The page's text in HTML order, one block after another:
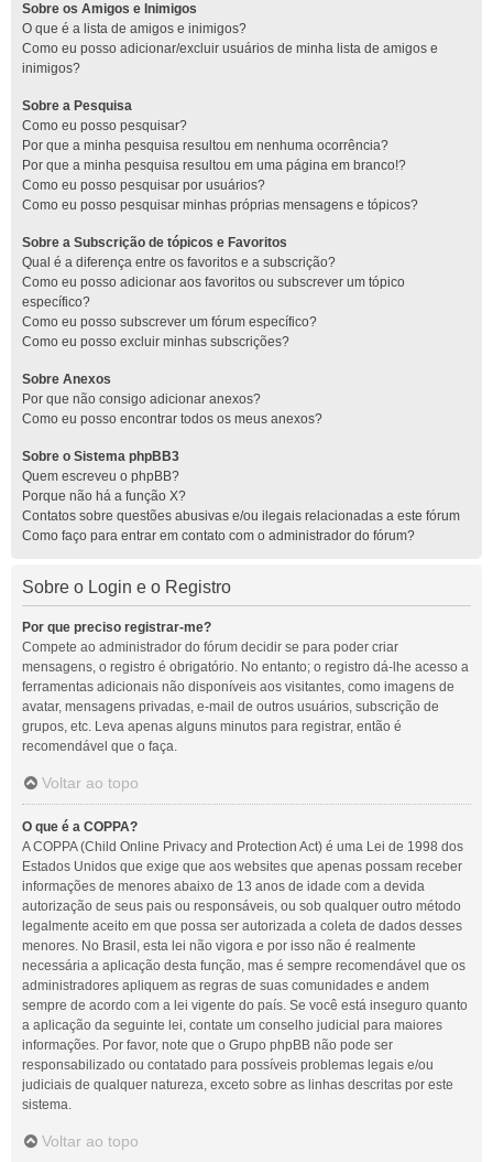
Sobre os Amigos e Inimigos
O que é a lista de amigos e inimigos?
Como eu posso adicionar/excluir usuários de minha lista de amigos e
inimigos?
Sobre a Pesquisa
Como eu posso pesquisar?
Por que a minha pesquisa resultou em nenhuma ocorrência?
Por que a minha pesquisa resultou em uma página em branco!?
Como eu posso pesquisar por usuários?
Como eu posso pesquisar minhas próprias mensagens e tópicos?
Sobre a Subscrição de tópicos e Favoritos
Qual é a diferença entre os favoritos e a subscrição?
Como eu posso adicionar aos favoritos ou subscrever um tópico
específico?
Como eu posso subscrever um fórum específico?
Como eu posso excluir minhas subscrições?
Sobre Anexos
Por que não consigo adicionar anexos?
Como eu posso encontrar todos os meus anexos?
Sobre o Sistema phpBB3
Quem escreveu o phpBB?
Porque não há a função X?
Contatos sobre questões abusivas e/ou ilegais relacionadas a este fórum
Como faço para entrar em contato com o administrador do fórum?
Sobre o Login e o Registro
Por que preciso registrar-me?
Compete ao administrador do fórum decidir se para poder criar
mensagens, o registro é obrigatório. No entanto; o registro dá-lhe acesso a
ferramentas adicionais não disponíveis aos visitantes, como imagens de
avatar, mensagens privadas, e-mail de outros usuários, subscrição de
grupos, etc. Leva apenas alguns minutos para registrar, então é
recomendável que o faça.
Voltar ao topo
O que é a COPPA?
A COPPA (Child Online Privacy and Protection Act) é uma Lei de 1998 dos
Estados Unidos que exige que aos websites que apenas possam receber
informações de menores abaixo de 13 anos de idade com a devida
autorização de seus pais ou responsáveis, ou sob qualquer outro método
legalmente aceito em que possa ser autorizada a coleta de dados desses
menores. No Brasil, esta lei não vigora e por isso não é realmente
necessária a aplicação desta função, mas é sempre recomendável que os
administradores apliquem as regras de suas comunidades e andem
sempre de acordo com a lei vigente do país. Se você está inseguro quanto
a aplicação da seguinte lei, contate um conselho judicial para maiores
informações. Por favor, note que o Grupo phpBB não pode ser
responsabilizado ou contatado para possíveis problemas legais e/ou
judiciais de qualquer natureza, exceto sobre as linhas descritas por este
sistema.
Voltar ao topo